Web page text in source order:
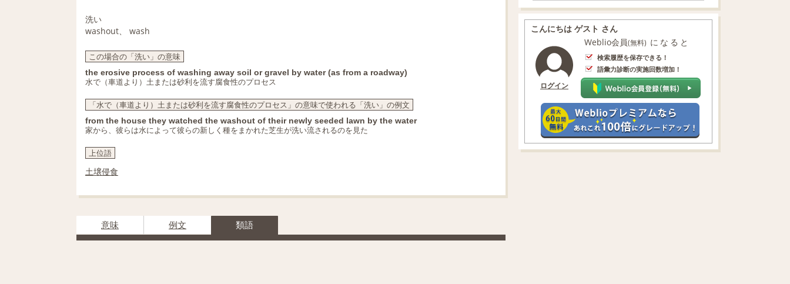
洗い
washout、 wash
この場合の「洗い」の意味
the erosive process of washing away soil or gravel by water (as from a roadway)
水で（車道より）土または砂利を流す腐食性のプロセス
「水で（車道より）土または砂利を流す腐食性のプロセス」の意味で使われる「洗い」の例文
from the house they watched the washout of their newly seeded lawn by the water
家から、彼らは水によって彼らの新しく種をまかれた芝生が洗い流されるのを見た
上位語
土壌侵食
意味 例文 類語
こんにちは ゲスト さん
ログイン
Weblio会員(無料) になると
検索履歴を保存できる！
語彙力診断の実施回数増加！